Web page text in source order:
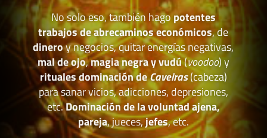
No solo eso, también hagopotentes
trabajos de abrecaminos económicos, de
dineroy negocios, quitar energías negativas,
mal de ojo,magia negra y vudú(voodoo) y
rituales dominación deCaveiras(cabeza)
para sanar vicios, adicciones, depresiones,
etc.Dominación de la voluntad ajena,
pareja, jueces,jefes, etc.